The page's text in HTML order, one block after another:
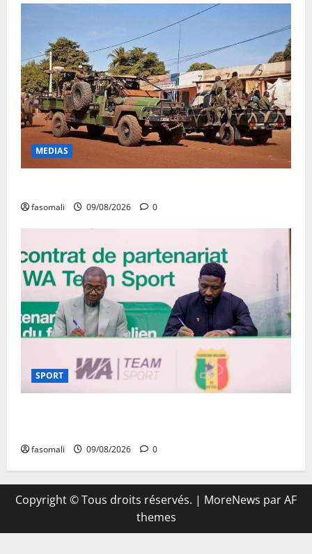
MEDIAS
fasomali 09/08/2026 0
SPORT
fasomali 09/08/2026 0
Copyright © Tous droits réservés. | MoreNews par AF
themes